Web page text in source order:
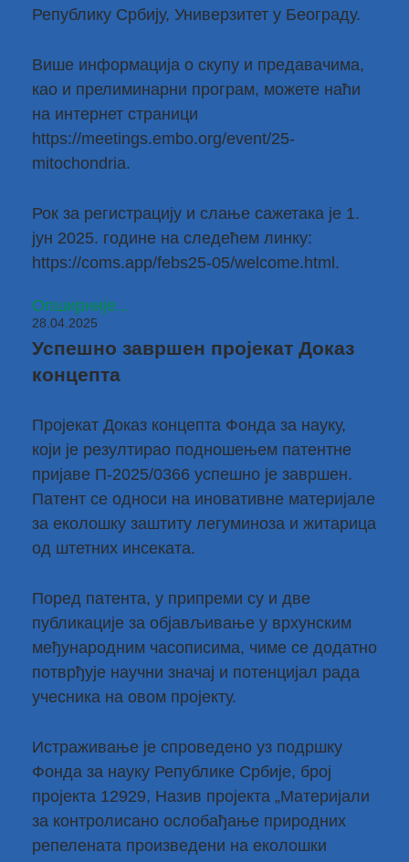
Републику Србију, Универзитет у Београду.
Више информација о скупу и предавачима,
као и прелиминарни програм, можете наћи
на интернет страници
https://meetings.embo.org/event/25-
mitochondria.
Рок за регистрацију и слање сажетака је 1.
јун 2025. године на следећем линку:
https://coms.app/febs25-05/welcome.html .
Опширније...
28.04.2025
Успешно завршен пројекат Доказ
концепта
Пројекат Доказ концепта Фонда за науку,
који је резултирао подношењем патентне
пријаве П-2025/0366 успешно је завршен.
Патент се односи на иновативне материјале
за еколошку заштиту легуминоза и житарица
од штетних инсеката.
Поред патента, у припреми су и две
публикације за објављивање у врхунским
међународним часописима, чиме се додатно
потврђује научни значај и потенцијал рада
учесника на овом пројекту.
Истраживање је спроведено уз подршку
Фонда за науку Републике Србије, број
пројекта 12929, Назив пројекта „Материјали
за контролисано ослобађање природних
репелената произведени на еколошки